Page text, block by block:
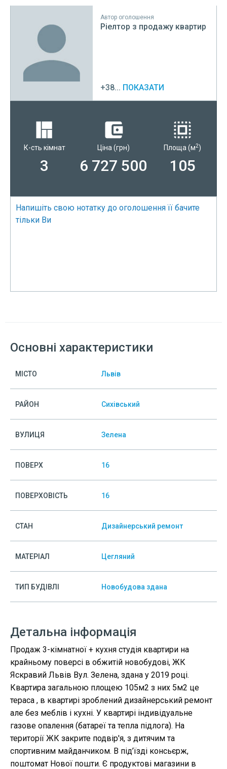
Автор оголошення
Ріелтор з продажу квартир
+38... ПОКАЗАТИ
К-сть кімнат
3
Ціна (грн)
6 727 500
Площа (м2)
105
Напишіть свою нотатку до оголошення її бачите
тільки Ви
Основні характеристики
МІСТО Львів
РАЙОН Сихівський
ВУЛИЦЯ Зелена
ПОВЕРХ 16
ПОВЕРХОВІСТЬ 16
СТАН Дизайнерський ремонт
МАТЕРІАЛ Цегляний
ТИП БУДІВЛІ Новобудова здана
Детальна інформація
Продаж 3-кімнатної + кухня студія квартири на
крайньому поверсі в обжитій новобудові, ЖК
Яскравий Львів Вул. Зелена, здана у 2019 році.
Квартира загальною площею 105м2 з них 5м2 це
тераса , в квартирі зроблений дизайнерський ремонт
але без меблів і кухні. У квартирі індивідуальне
газове опалення (батареї та тепла підлога). На
території ЖК закрите подвір'я, з дитячим та
спортивним майданчиком. В під’їзді консьєрж,
поштомат Нової пошти. Є продуктові магазини в